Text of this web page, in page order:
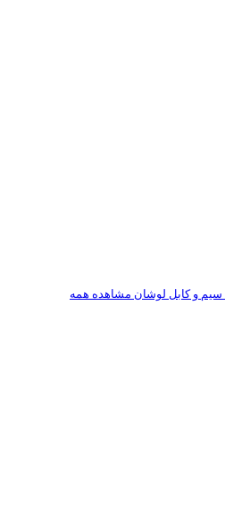
سیم و کابل لوشان مشاهده همه